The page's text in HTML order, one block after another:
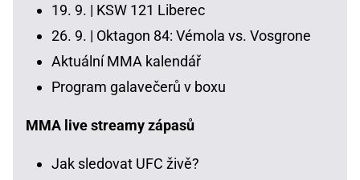
19. 9. | KSW 121 Liberec
26. 9. | Oktagon 84: Vémola vs. Vosgrone
Aktuální MMA kalendář
Program galavečerů v boxu
MMA live streamy zápasů
Jak sledovat UFC živě?